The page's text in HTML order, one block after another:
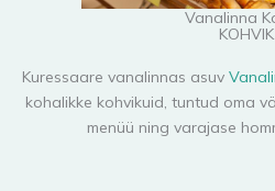
Vanalinna
KOHVIK
Kuressaare vanalinnas asuv
kohalikke kohvikuid, tuntud oma
menüü ning varajase